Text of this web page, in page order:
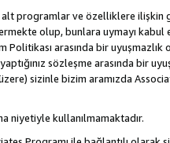
alt programlar ve özelliklere
olup, bunlara uymayı kabul
arasında bir uyuşmazlık
sözleşme arasında bir
sizinle bizim aramızda
niyetiyle kullanılmamaktadır.